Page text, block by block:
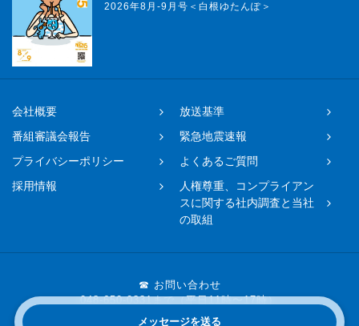
メッセージを送る
2026年8月-9月号＜白根ゆたんぽ＞
会社概要
放送基準
番組審議会報告
緊急地震速報
プライバシーポリシー
よくあるご質問
採用情報
人権尊重、コンプライアン
スに関する社内調査と当社
の取組
☎ お問い合わせ
048-650-0331まで（平日11時〜17時）